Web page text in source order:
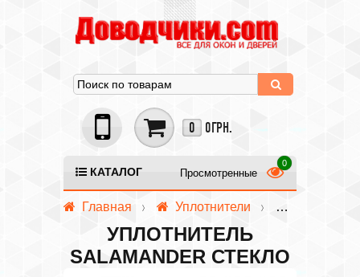
0 0ГРН.
КАТАЛОГ Просмотренные
Главная Уплотнители
УПЛОТНИТЕЛЬ
SALAMANDER СТЕКЛО